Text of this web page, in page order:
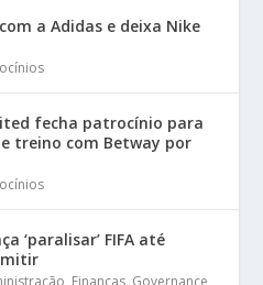
a Adidas e deixa Nike
fecha patrocínio para
treino com Betway por
‘paralisar’ FIFA até
, Finanças, Governance